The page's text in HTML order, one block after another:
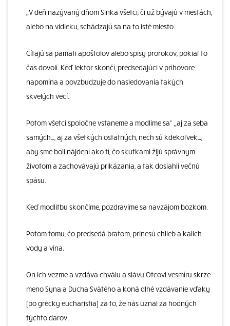
„V deň nazývaný dňom Slnka všetci, či už bývajú v mestách,
alebo na vidieku, schádzajú sa na to isté miesto.
Čítajú sa pamäti apoštolov alebo spisy prorokov, pokiaľ to
čas dovolí. Keď lektor skončí, predsedajúci v príhovore
napomína a povzbudzuje do nasledovania takých
skvelých vecí.
Potom všetci spoločne vstaneme a modlíme sa“ „aj za seba
samých…, aj za všetkých ostatných, nech sú kdekoľvek…,
aby sme boli nájdení ako tí, čo skutkami žijú správnym
životom a zachovávajú prikázania, a tak dosiahli večnú
spásu.
Keď modlitbu skončíme, pozdravíme sa navzájom bozkom.
Potom tomu, čo predsedá bratom, prinesú chlieb a kalich
vody a vína.
On ich vezme a vzdáva chválu a slávu Otcovi vesmíru skrze
meno Syna a Ducha Svätého a koná dlhé vzdávanie vďaky
[po grécky eucharistia] za to, že nás uznal za hodných
týchto darov.